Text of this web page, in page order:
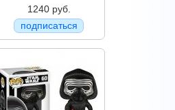
1240 руб.
подписаться